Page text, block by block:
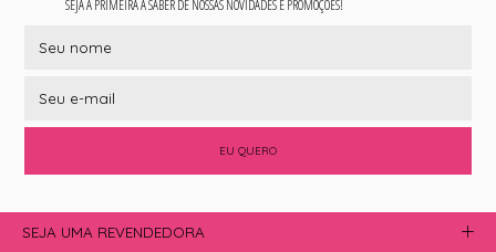
SEJA A PRIMEIRA A SABER DE NOSSAS NOVIDADES E PROMOÇÕES!
EU QUERO
SEJA UMA REVENDEDORA